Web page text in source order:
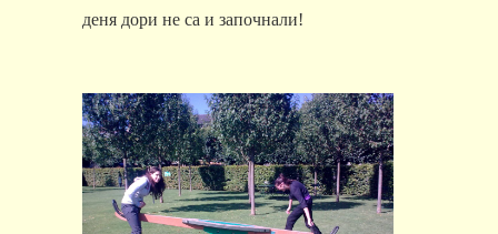
деня дори не са и започнали!